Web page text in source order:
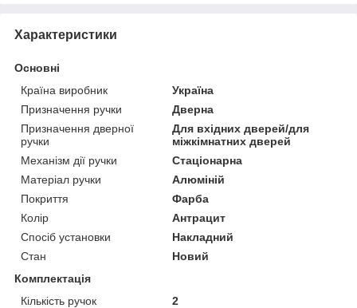
Характеристики
Основні
Країна виробник
Україна
Призначення ручки
Дверна
Призначення дверної
ручки
Для вхідних дверей/для
міжкімнатних дверей
Механізм дії ручки
Стаціонарна
Матеріал ручки
Алюміній
Покриття
Фарба
Колір
Антрацит
Спосіб установки
Накладний
Стан
Новий
Комплектація
Кількість ручок
2